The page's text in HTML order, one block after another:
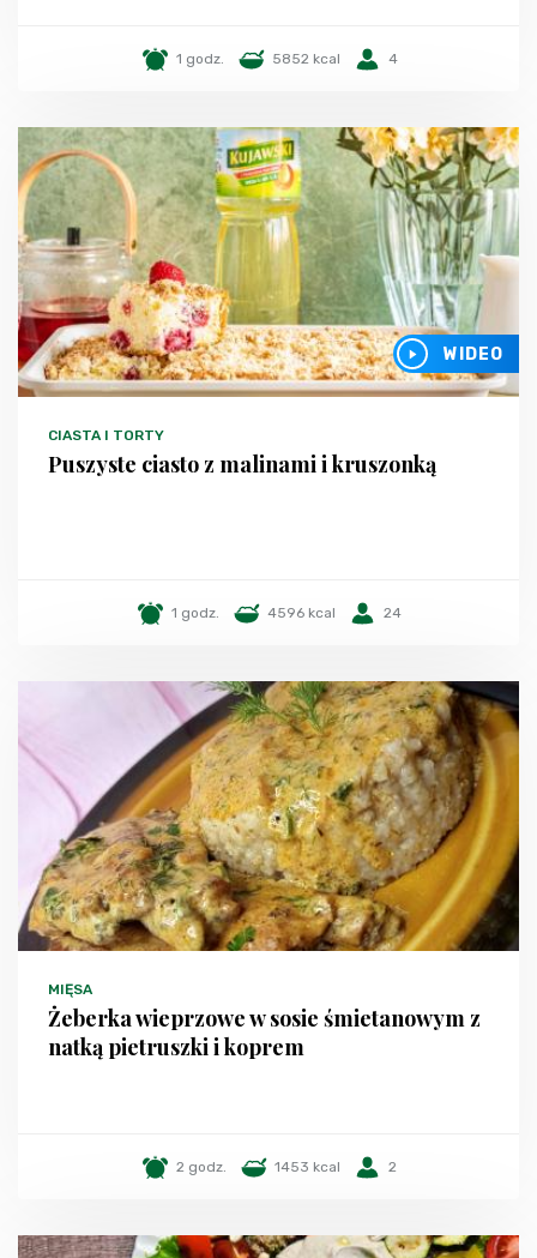
1 godz. 5852 kcal 4
WIDEO
CIASTA I TORTY
Puszyste ciasto z malinami i kruszonką
1 godz. 4596 kcal 24
MIĘSA
Żeberka wieprzowe w sosie śmietanowym z
natką pietruszki i koprem
2 godz. 1453 kcal 2